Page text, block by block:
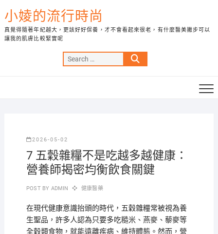
to
content
小婈的流行時尚
真覺得隨著年紀越大，更該好好保養，才不會看起來很老，有什麼醫美撇步可以
讓我的肌膚比較緊實呢
Search
…
2026-05-02
7 五穀雜糧不是吃越多越健康：
營養師揭密均衡飲食關鍵
POST BY ADMIN 健康醫藥
在現代健康意識抬頭的時代，五穀雜糧常被視為養
生聖品，許多人認為只要多吃糙米、燕麥、藜麥等
全穀類食物，就能遠離疾病、維持體態。然而，營